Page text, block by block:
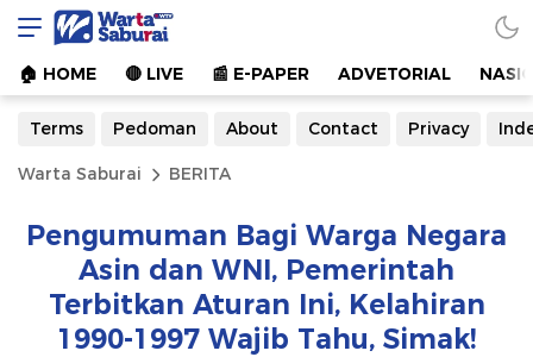
Warta Saburai
Sumber Informasi Terkini
🏠︎ HOME 🔴 LIVE 📰 E-PAPER ADVETORIAL
Terms Pedoman About Contact Privacy
Warta Saburai BERITA
Pengumuman Bagi Warga Negara
Asin dan WNI, Pemerintah
Terbitkan Aturan Ini, Kelahiran
1990-1997 Wajib Tahu, Simak!